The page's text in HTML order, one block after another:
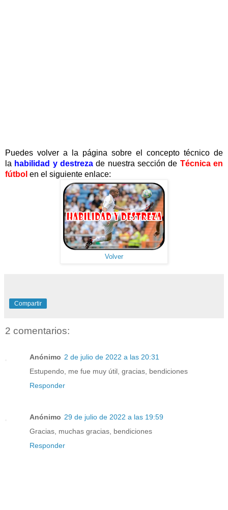
Puedes volver a la página sobre el concepto técnico de
la habilidad y destrezade nuestra sección de Técnica en
fútbol en el siguiente enlace:
Volver
Compartir
2 comentarios:
Anónimo 2 de julio de 2022 a las 20:31
Estupendo, me fue muy útil, gracias, bendiciones
Responder
Anónimo 29 de julio de 2022 a las 19:59
Gracias, muchas gracias, bendiciones
Responder